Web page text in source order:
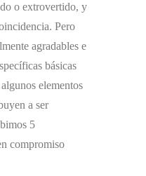
o extrovertido, y
Pero
agradables e
básicas
elementos
a ser
5
compromiso